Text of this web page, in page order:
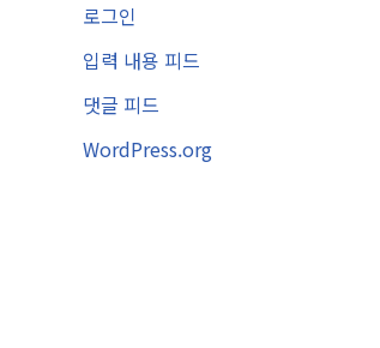
로그인
입력 내용 피드
댓글 피드
WordPress.org